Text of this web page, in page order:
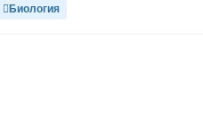
Биология